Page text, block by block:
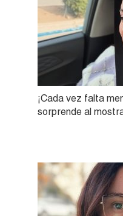
¡Cada vez falta
sorprende al